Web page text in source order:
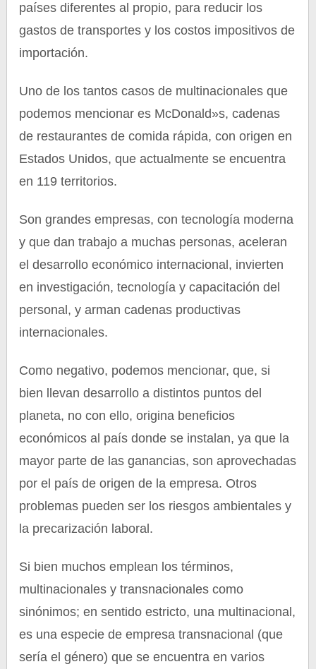
países diferentes al propio, para reducir los
gastos de transportes y los costos impositivos de
importación.
Uno de los tantos casos de multinacionales que
podemos mencionar es McDonald»s, cadenas
de restaurantes de comida rápida, con origen en
Estados Unidos, que actualmente se encuentra
en 119 territorios.
Son grandes empresas, con tecnología moderna
y que dan trabajo a muchas personas, aceleran
el desarrollo económico internacional, invierten
en investigación, tecnología y capacitación del
personal, y arman cadenas productivas
internacionales.
Como negativo, podemos mencionar, que, si
bien llevan desarrollo a distintos puntos del
planeta, no con ello, origina beneficios
económicos al país donde se instalan, ya que la
mayor parte de las ganancias, son aprovechadas
por el país de origen de la empresa. Otros
problemas pueden ser los riesgos ambientales y
la precarización laboral.
Si bien muchos emplean los términos,
multinacionales y transnacionales como
sinónimos; en sentido estricto, una multinacional,
es una especie de empresa transnacional (que
sería el género) que se encuentra en varios